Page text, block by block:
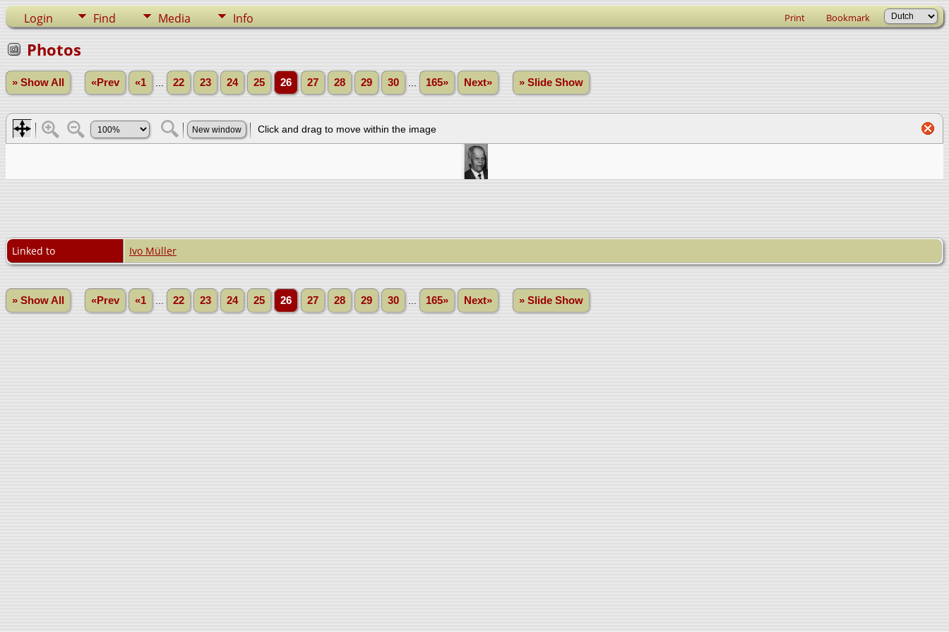
Login Find Media Info Print Bookmark
Photos
» Show All «Prev «1 ... 22 23 24 25 26 27 28 29 30 ... 165» Next» » Slide Show
Linked to Ivo Müller
» Show All «Prev «1 ... 22 23 24 25 26 27 28 29 30 ... 165» Next» » Slide Show